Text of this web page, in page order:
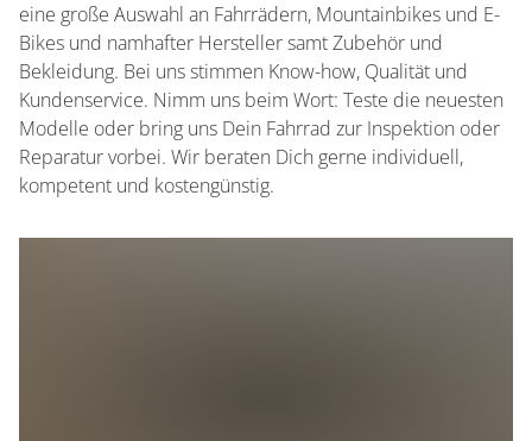
eine große Auswahl an Fahrrädern, Mountainbikes und E-
Bikes und namhafter Hersteller samt Zubehör und
Bekleidung. Bei uns stimmen Know-how, Qualität und
Kundenservice. Nimm uns beim Wort: Teste die neuesten
Modelle oder bring uns Dein Fahrrad zur Inspektion oder
Reparatur vorbei. Wir beraten Dich gerne individuell,
kompetent und kostengünstig.